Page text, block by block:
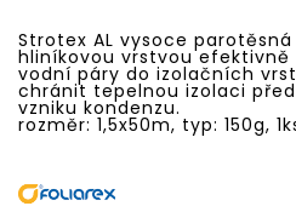
Strotex AL vysoce
hliníkovou vrstvou efektivně
vodní páry do izolačních
chránit tepelnou izolaci
vzniku kondenzu.
rozměr: 1,5x50m, typ: 150g,